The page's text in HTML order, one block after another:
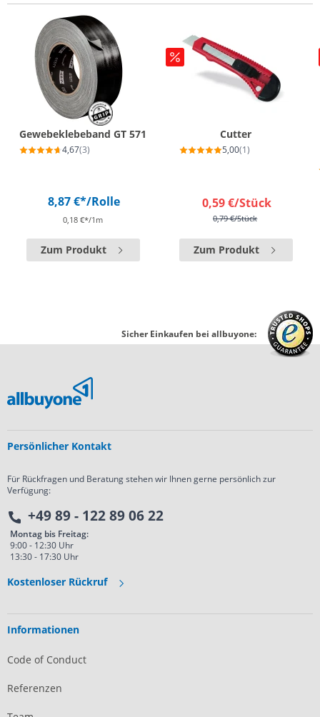
Gewebeklebeband GT 571
4,67(3)
8,87 €*/Rolle
0,18 €*/1m
Zum Produkt
Cutter
5,00(1)
0,59 €/Stück
0,79 €/Stück
Zum Produkt
Sicher Einkaufen bei allbuyone:
Persönlicher Kontakt
Für Rückfragen und Beratung stehen wir Ihnen gerne persönlich zur
Verfügung:
+49 89 - 122 89 06 22
Montag bis Freitag:
9:00 - 12:30 Uhr
13:30 - 17:30 Uhr
Kostenloser Rückruf
Informationen
Code of Conduct
Referenzen